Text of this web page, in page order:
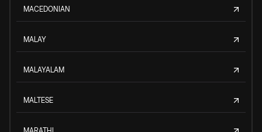
MACEDONIAN
MALAY
MALAYALAM
MALTESE